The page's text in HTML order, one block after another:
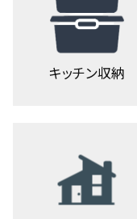
キッチン収納